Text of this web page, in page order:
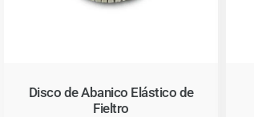
Disco de Abanico Elástico de
Fieltro